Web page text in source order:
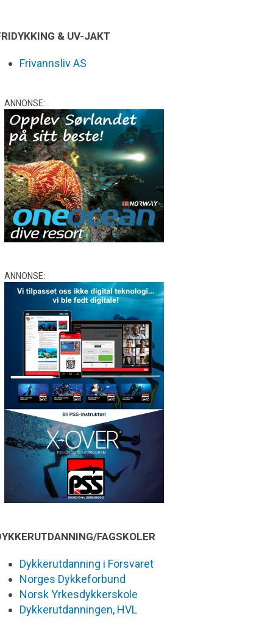
& UV-JAKT
Frivannsliv AS
ANNONSE:
ANNONSE:
FAGSKOLER
Dykkerutdanning i Forsvaret
Norges Dykkeforbund
Norsk Yrkesdykkerskole
Dykkerutdanningen, HVL